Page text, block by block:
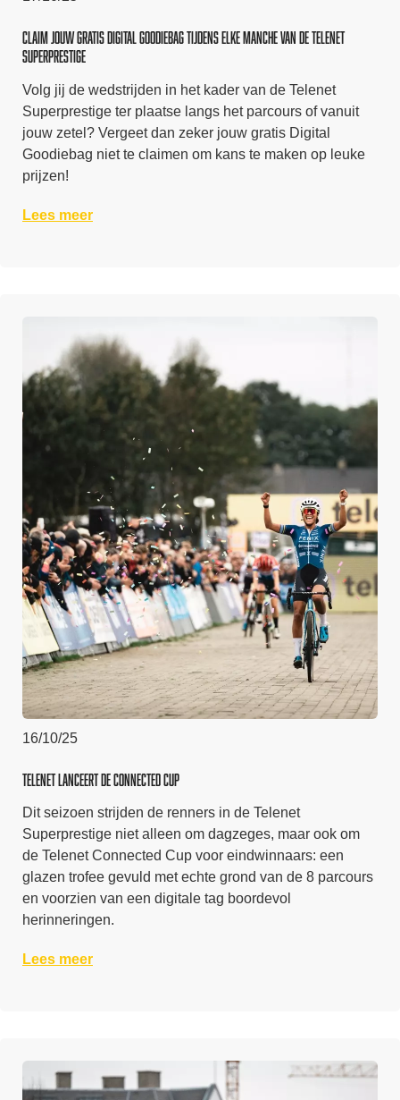
Claim jouw gratis Digital Goodiebag tijdens elke manche van de Telenet
Superprestige
Volg jij de wedstrijden in het kader van de Telenet
Superprestige ter plaatse langs het parcours of vanuit
jouw zetel? Vergeet dan zeker jouw gratis Digital
Goodiebag niet te claimen om kans te maken op leuke
prijzen!
Lees meer
16/10/25
Telenet lanceert de Connected Cup
Dit seizoen strijden de renners in de Telenet
Superprestige niet alleen om dagzeges, maar ook om
de Telenet Connected Cup voor eindwinnaars: een
glazen trofee gevuld met echte grond van de 8 parcours
en voorzien van een digitale tag boordevol
herinneringen.
Lees meer